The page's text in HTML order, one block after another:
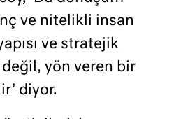
ve nitelikli insan
ve stratejik
yön veren bir
diyor.